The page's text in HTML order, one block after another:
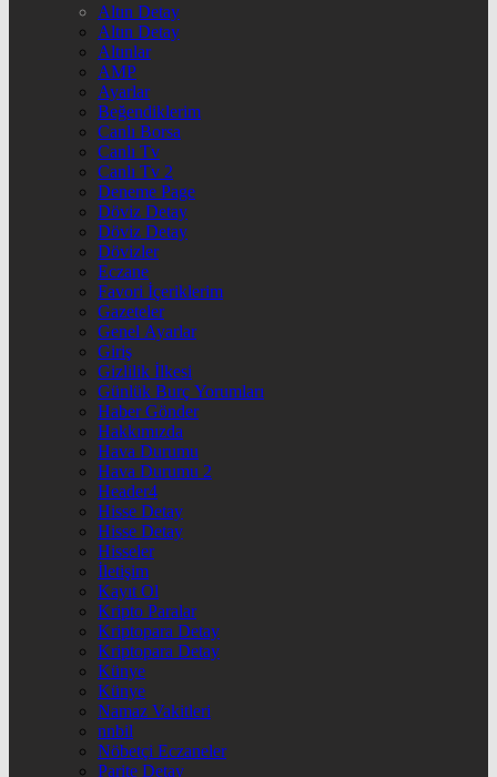
Altın Detay
Altın Detay
Altınlar
AMP
Ayarlar
Beğendiklerim
Canlı Borsa
Canlı Tv
Canlı Tv 2
Deneme Page
Döviz Detay
Döviz Detay
Dövizler
Eczane
Favori İçeriklerim
Gazeteler
Genel Ayarlar
Giriş
Gizlilik İlkesi
Günlük Burç Yorumları
Haber Gönder
Hakkımızda
Hava Durumu
Hava Durumu 2
Header4
Hisse Detay
Hisse Detay
Hisseler
İletişim
Kayıt Ol
Kripto Paralar
Kriptopara Detay
Kriptopara Detay
Künye
Künye
Namaz Vakitleri
nnbil
Nöbetçi Eczaneler
Parite Detay